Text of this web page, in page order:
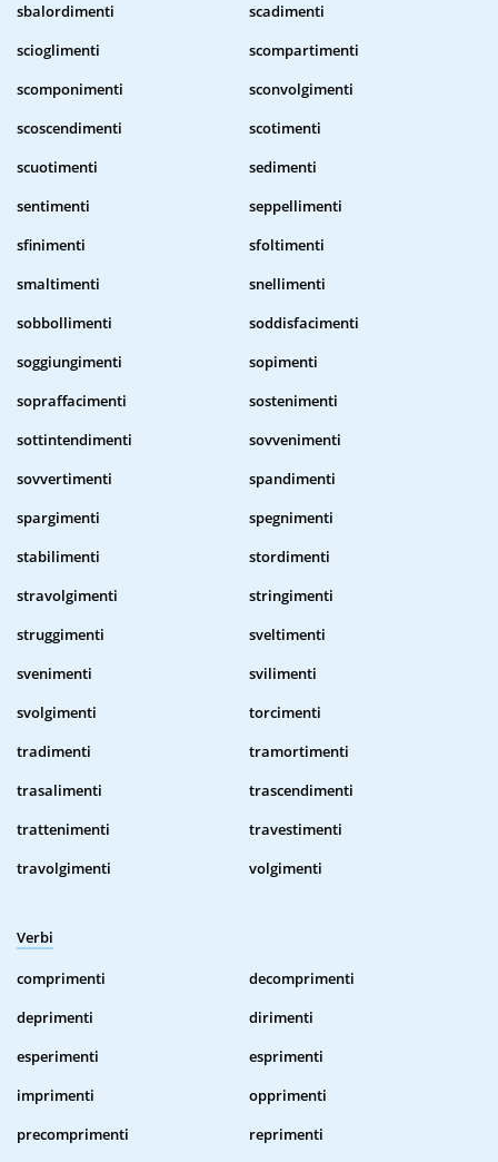
sbalordimenti
scadimenti
scioglimenti
scompartimenti
scomponimenti
sconvolgimenti
scoscendimenti
scotimenti
scuotimenti
sedimenti
sentimenti
seppellimenti
sfinimenti
sfoltimenti
smaltimenti
snellimenti
sobbollimenti
soddisfacimenti
soggiungimenti
sopimenti
sopraffacimenti
sostenimenti
sottintendimenti
sovvenimenti
sovvertimenti
spandimenti
spargimenti
spegnimenti
stabilimenti
stordimenti
stravolgimenti
stringimenti
struggimenti
sveltimenti
svenimenti
svilimenti
svolgimenti
torcimenti
tradimenti
tramortimenti
trasalimenti
trascendimenti
trattenimenti
travestimenti
travolgimenti
volgimenti
Verbi
comprimenti
decomprimenti
deprimenti
dirimenti
esperimenti
esprimenti
imprimenti
opprimenti
precomprimenti
reprimenti